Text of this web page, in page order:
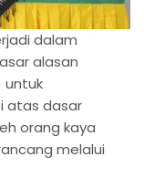
dalam
alasan
untuk
atas dasar
orang kaya
melalui